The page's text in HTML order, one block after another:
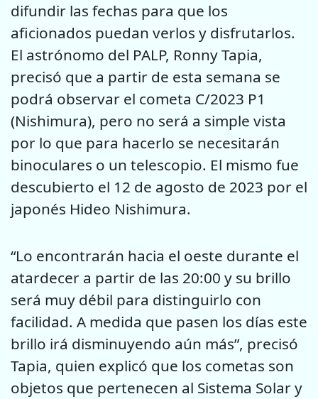
difundir las fechas para que los
aficionados puedan verlos y disfrutarlos.
El astrónomo del PALP, Ronny Tapia,
precisó que a partir de esta semana se
podrá observar el cometa C/2023 P1
(Nishimura), pero no será a simple vista
por lo que para hacerlo se necesitarán
binoculares o un telescopio. El mismo fue
descubierto el 12 de agosto de 2023 por el
japonés Hideo Nishimura.
“Lo encontrarán hacia el oeste durante el
atardecer a partir de las 20:00 y su brillo
será muy débil para distinguirlo con
facilidad. A medida que pasen los días este
brillo irá disminuyendo aún más”, precisó
Tapia, quien explicó que los cometas son
objetos que pertenecen al Sistema Solar y